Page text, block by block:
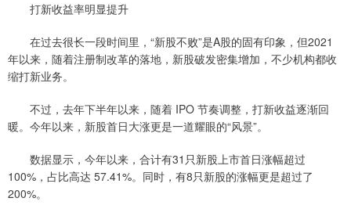
打新收益率明显提升
在过去很长一段时间里，“新股不败”是A股的固有印象，但2021
年以来，随着注册制改革的落地，新股破发密集增加，不少机构都收
缩打新业务。
不过，去年下半年以来，随着 IPO 节奏调整，打新收益逐渐回
暖。今年以来，新股首日大涨更是一道耀眼的“风景”。
数据显示，今年以来，合计有31只新股上市首日涨幅超过
100%，占比高达 57.41%。同时，有8只新股的涨幅更是超过了
200%。